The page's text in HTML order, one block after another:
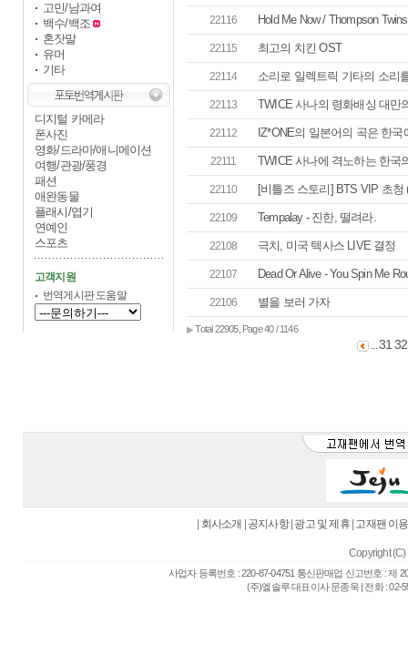
고민/남과여
백수/백조
혼잣말
유머
기타
디지털 카메라
폰사진
영화/드라마/애니메이션
여행/관광/풍경
패션
애완동물
플래시/엽기
연예인
스포츠
고객지원
번역게시판 도움말
22116 Hold Me Now / Thompson Twins
22115 최고의 치킨 OST
22114 소리로 일렉트릭 기타의 소리
22113 TWICE 사나의 령화배싱 대만
22112 IZ*ONE의 일본어의 곡은 한
22111 TWICE 사나에 격노하는 한국
22110 [비틀즈 스토리] BTS VIP 초청
22109 Tempalay - 진한, 떨려라.
22108 극치, 미국 텍사스 LIVE 결정
22107 Dead Or Alive - You Spin Me
22106 별을 보러 가자
▶ Total 22905, Page 40 / 1146
...31 32
회사소개 공지사항| 광고 및 제휴| 고재팬 이
Copyright (C)
사업자 등록번호 : 220-87-04751 통신판매업 신고번호 : 제
(주)엘솔루 대표이사 문종욱 | 전화 : 02-